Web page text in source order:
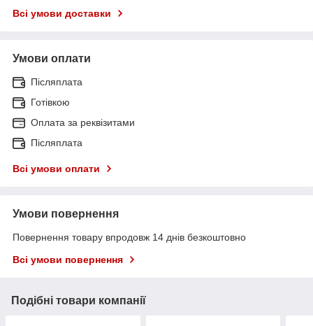
Всі умови доставки
Умови оплати
Післяплата
Готівкою
Оплата за реквізитами
Післяплата
Всі умови оплати
Умови повернення
Повернення товару впродовж 14 днів безкоштовно
Всі умови повернення
Подібні товари компанії